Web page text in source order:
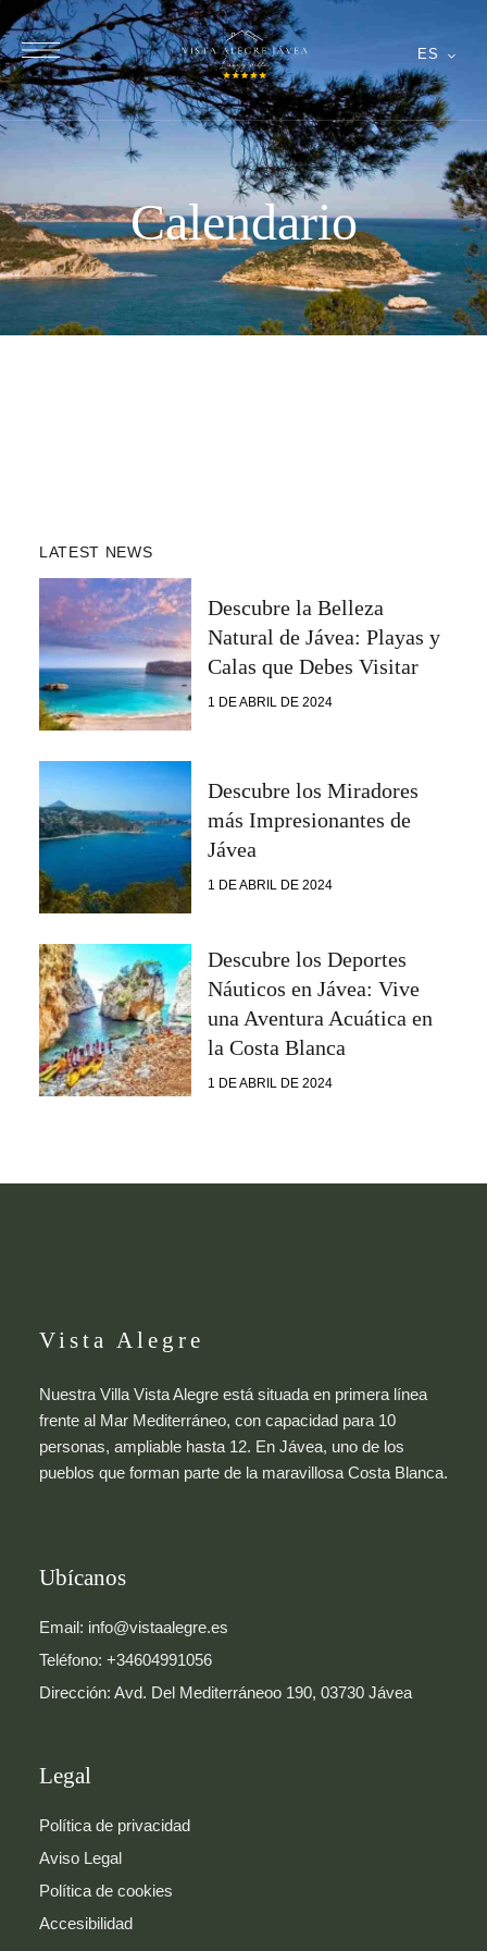
ES
Calendario
LATEST NEWS
Descubre la Belleza
Natural de Jávea: Playas y
Calas que Debes Visitar
1 DE ABRIL DE 2024
Descubre los Miradores
más Impresionantes de
Jávea
1 DE ABRIL DE 2024
Descubre los Deportes
Náuticos en Jávea: Vive
una Aventura Acuática en
la Costa Blanca
1 DE ABRIL DE 2024
Vista Alegre
Nuestra Villa Vista Alegre está situada en primera línea
frente al Mar Mediterráneo, con capacidad para 10
personas, ampliable hasta 12. En Jávea, uno de los
pueblos que forman parte de la maravillosa Costa Blanca.
Ubícanos
Email: info@vistaalegre.es
Teléfono: +34604991056
Dirección: Avd. Del Mediterráneoo 190, 03730 Jávea
Legal
Política de privacidad
Aviso Legal
Política de cookies
Accesibilidad